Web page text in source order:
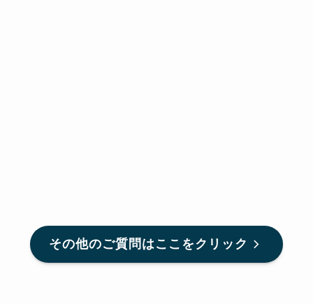
その他のご質問はここをクリック